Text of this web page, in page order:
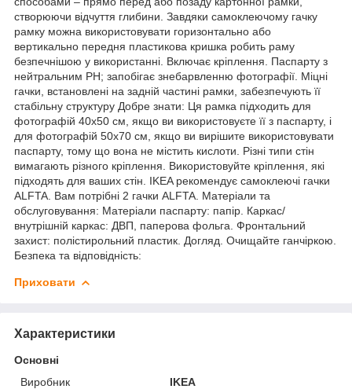
створюючи відчуття глибини. Завдяки самоклеючому гачку
рамку можна використовувати горизонтально або
вертикально передня пластикова кришка робить раму
безпечнішою у використанні. Включає кріплення. Паспарту з
нейтральним PH; запобігає знебарвленню фотографії. Міцні
гачки, встановлені на задній частині рамки, забезпечують її
стабільну структуру Добре знати: Ця рамка підходить для
фотографій 40x50 см, якщо ви використовуєте її з паспарту, і
для фотографій 50x70 см, якщо ви вирішите використовувати
паспарту, тому що вона не містить кислоти. Різні типи стін
вимагають різного кріплення. Використовуйте кріплення, які
підходять для ваших стін. IKEA рекомендує самоклеючі гачки
ALFTA. Вам потрібні 2 гачки ALFTA. Матеріали та
обслуговування: Матеріали паспарту: папір. Каркас/
внутрішній каркас: ДВП, паперова фольга. Фронтальний
захист: полістирольний пластик. Догляд. Очищайте ганчіркою.
Безпека та відповідність:
Приховати
Характеристики
Основні
Виробник
IKEA